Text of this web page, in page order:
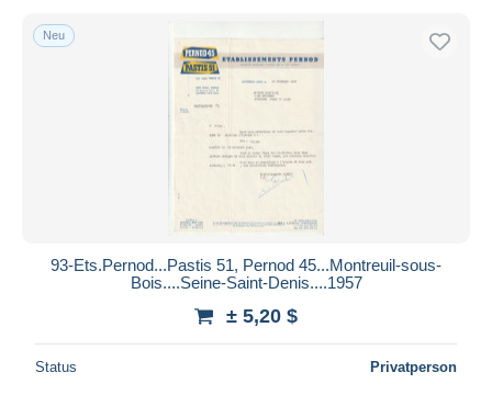
Neu
93-Ets.Pernod...Pastis 51, Pernod 45...Montreuil-sous-
Bois....Seine-Saint-Denis....1957
± 5,20 $
Status Privatperson